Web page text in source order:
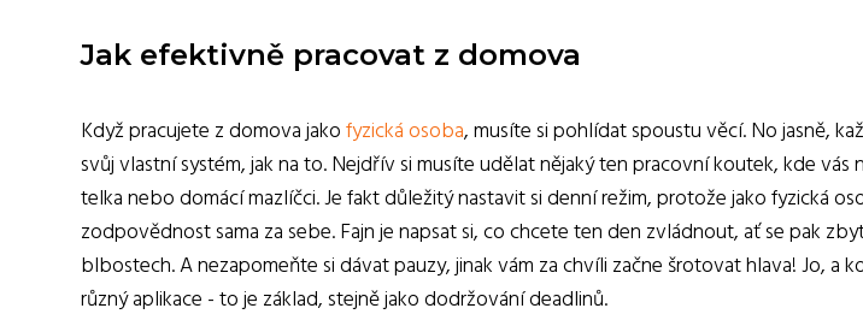
Jak efektivně pracovat z domova
Když pracujete z domova jakofyzická osoba, musíte si pohlídat spoustu věcí. No jasně,
svůj vlastní systém, jak na to. Nejdřív si musíte udělat nějaký ten pracovní koutek, kde
telka nebo domácí mazlíčci. Je fakt důležitý nastavit si denní režim, protože jako fyzická
zodpovědnost sama za sebe. Fajn je napsat si, co chcete ten den zvládnout, ať se pak
blbostech. A nezapomeňte si dávat pauzy, jinak vám za chvíli začne šrotovat hlava! Jo, a
různý aplikace - to je základ, stejně jako dodržování deadlinů.